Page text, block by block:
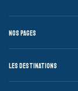
Nos pages
Les destinations